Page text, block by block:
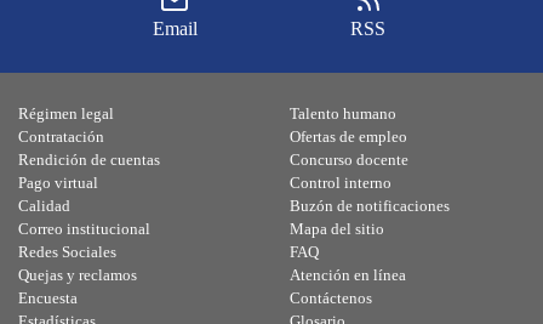
Email RSS
Régimen legal
Contratación
Rendición de cuentas
Pago virtual
Calidad
Talento humano
Ofertas de empleo
Concurso docente
Control interno
Buzón de notificaciones
Correo institucional
Redes Sociales
Quejas y reclamos
Encuesta
Mapa del sitio
FAQ
Atención en línea
Contáctenos